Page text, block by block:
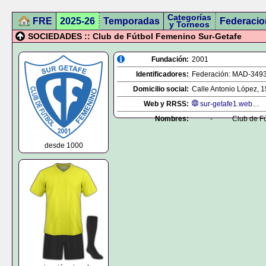
FRE 2025-26 Temporadas Categorías
y Torneos
SOCIEDADES :: Club de Fútbol Femenino Sur-Getafe
desde 1000
Fundación: 2001
Identificadores: Federación: MAD-
Domicilio social: Calle Antonio López,
Web y RRSS:
sur-getafe1.webnode.es
Nombres:
- Club de